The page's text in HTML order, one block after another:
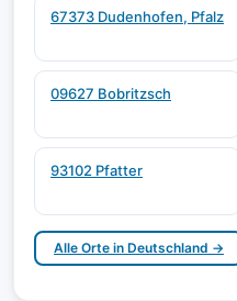
67373 Dudenhofen, Pfalz
09627 Bobritzsch
93102 Pfatter
Alle Orte in Deutschland →